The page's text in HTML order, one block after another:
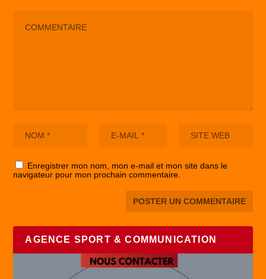
Enregistrer mon nom, mon e-mail et mon site dans le
navigateur pour mon prochain commentaire.
AGENCE SPORT & COMMUNICATION